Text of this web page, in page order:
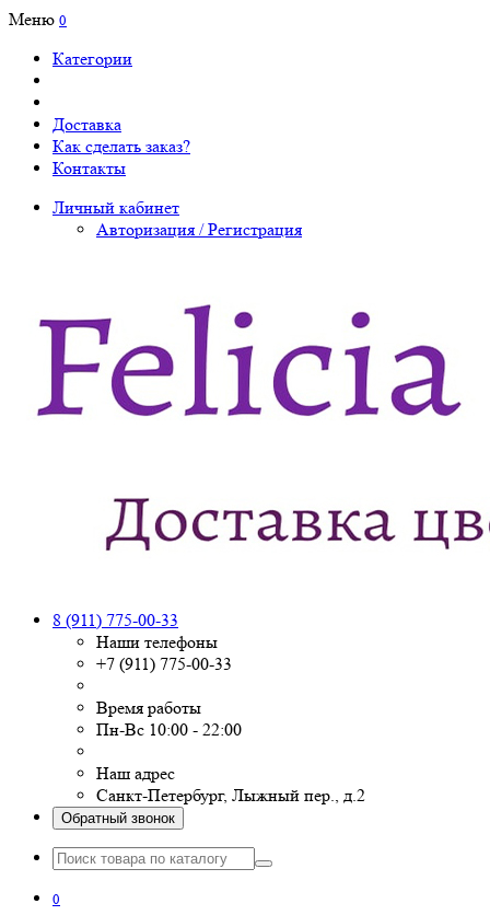
Меню 0
Категории
Доставка
Как сделать заказ?
Контакты
Личный кабинет
Авторизация / Регистрация
8 (911) 775-00-33
Наши телефоны
+7 (911) 775-00-33
Время работы
Пн-Вс 10:00 - 22:00
Наш адрес
Санкт-Петербург, Лыжный пер., д.2
Обратный звонок
0